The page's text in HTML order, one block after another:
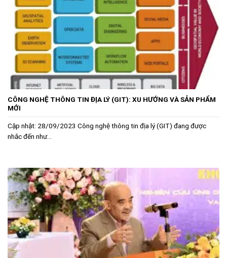
CÔNG NGHỆ THÔNG TIN ĐỊA LÝ (GIT): XU HƯỚNG VÀ SẢN PHẨM
MỚI
Cập nhật: 28/09/2023 Công nghệ thông tin địa lý (GIT) đang được
nhắc đến như...